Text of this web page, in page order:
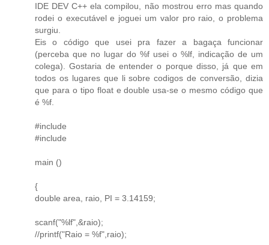
IDE DEV C++ ela compilou, não mostrou erro mas quando
rodei o executável e joguei um valor pro raio, o problema
surgiu.
Eis o código que usei pra fazer a bagaça funcionar
(perceba que no lugar do %f usei o %lf, indicação de um
colega). Gostaria de entender o porque disso, já que em
todos os lugares que li sobre codigos de conversão, dizia
que para o tipo float e double usa-se o mesmo código que
é %f.
#include
#include
main ()
{
double area, raio, PI = 3.14159;
scanf("%lf",&raio);
//printf("Raio = %f",raio);